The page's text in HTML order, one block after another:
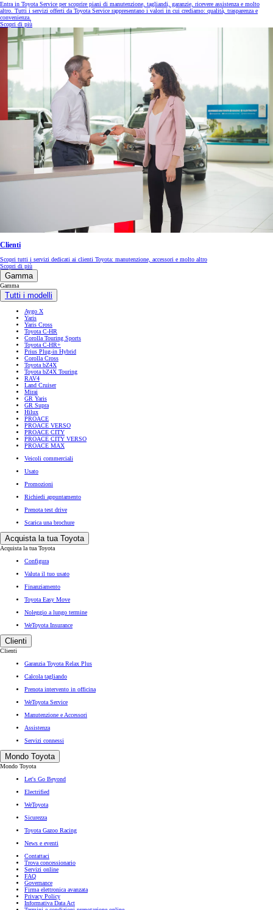
Entra in Toyota Service per scoprire piani di manutenzione, tagliandi, garanzie, ricevere assistenza e molto
altro. Tutti i servizi offerti da Toyota Service rappresentano i valori in cui crediamo: qualità, trasparenza e
convenienza.
Scopri di più
Clienti
Scopri tutti i servizi dedicati ai clienti Toyota: manutenzione, accessori e molto altro
Scopri di più
Gamma
Gamma
Tutti i modelli
Aygo X
Yaris
Yaris Cross
Toyota C-HR
Corolla Touring Sports
Toyota C-HR+
Prius Plug-in Hybrid
Corolla Cross
Toyota bZ4X
Toyota bZ4X Touring
RAV4
Land Cruiser
Mirai
GR Yaris
GR Supra
Hilux
PROACE
PROACE VERSO
PROACE CITY
PROACE CITY VERSO
PROACE MAX
Veicoli commerciali
Usato
Promozioni
Richiedi appuntamento
Prenota test drive
Scarica una brochure
Acquista la tua Toyota
Acquista la tua Toyota
Configura
Valuta il tuo usato
Finanziamento
Toyota Easy Move
Noleggio a lungo termine
WeToyota Insurance
Clienti
Clienti
Garanzia Toyota Relax Plus
Calcola tagliando
Prenota intervento in officina
WeToyota Service
Manutenzione e Accessori
Assistenza
Servizi connessi
Mondo Toyota
Mondo Toyota
Let's Go Beyond
Electrified
WeToyota
Sicurezza
Toyota Gazoo Racing
News e eventi
Contattaci
Trova concessionario
Servizi online
FAQ
Governance
Firma elettronica avanzata
Privacy Policy
Informativa Data Act